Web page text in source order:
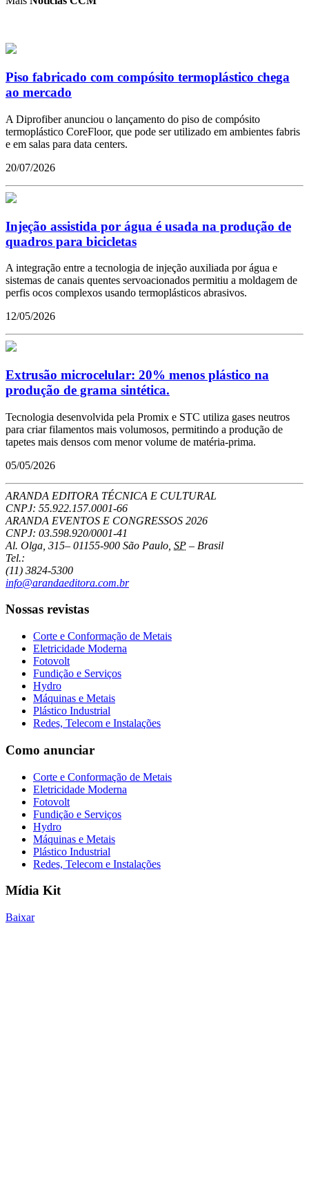
Piso fabricado com compósito termoplástico chega
ao mercado
A Diprofiber anunciou o lançamento do piso de compósito
termoplástico CoreFloor, que pode ser utilizado em ambientes fabris
e em salas para data centers.
20/07/2026
Injeção assistida por água é usada na produção de
quadros para bicicletas
A integração entre a tecnologia de injeção auxiliada por água e
sistemas de canais quentes servoacionados permitiu a moldagem de
perfis ocos complexos usando termoplásticos abrasivos.
12/05/2026
Extrusão microcelular: 20% menos plástico na
produção de grama sintética.
Tecnologia desenvolvida pela Promix e STC utiliza gases neutros
para criar filamentos mais volumosos, permitindo a produção de
tapetes mais densos com menor volume de matéria-prima.
05/05/2026
ARANDA EDITORA TÉCNICA E CULTURAL
CNPJ: 55.922.157.0001-66
ARANDA EVENTOS E CONGRESSOS 2026
CNPJ: 03.598.920/0001-41
Al. Olga, 315– 01155-900 São Paulo SP – Brasil
Tel.:
(11) 3824-5300
info@arandaeditora.com.br
Nossas revistas
Corte e Conformação de Metais
Eletricidade Moderna
Fotovolt
Fundição e Serviços
Hydro
Máquinas e Metais
Plástico Industrial
Redes, Telecom e Instalações
Como anunciar
Corte e Conformação de Metais
Eletricidade Moderna
Fotovolt
Fundição e Serviços
Hydro
Máquinas e Metais
Plástico Industrial
Redes, Telecom e Instalações
Mídia Kit
Baixar